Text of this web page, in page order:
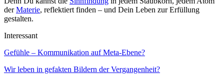
derMaterie, reflektiert finden – und Dein Leben zur Erfüllung
gestalten.
Interessant
Gefühle – Kommunikation auf Meta-Ebene?
Wir leben in gefakten Bildern der Vergangenheit?